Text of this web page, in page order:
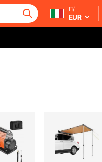
IT/
EUR